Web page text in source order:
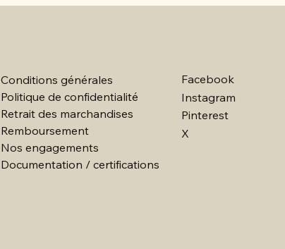
Conditions générales
Politique de confidentialité
Retrait des marchandises
Remboursement
Nos engagements
Documentation / certifications
Facebook
Instagram
Pinterest
X